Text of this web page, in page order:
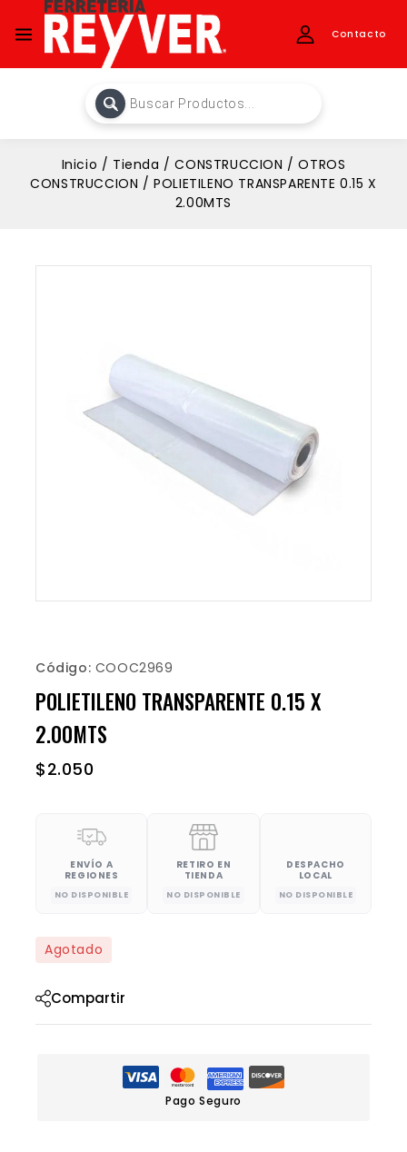
Contacto
Inicio / Tienda / CONSTRUCCION / OTROS
CONSTRUCCION / POLIETILENO TRANSPARENTE 0.15 X
2.00MTS
Código: COOC2969
POLIETILENO TRANSPARENTE 0.15 X
2.00MTS
$2.050
ENVÍO A
REGIONES
NO DISPONIBLE
RETIRO EN
TIENDA
NO DISPONIBLE
DESPACHO
LOCAL
NO DISPONIBLE
Agotado
Compartir
Pago Seguro